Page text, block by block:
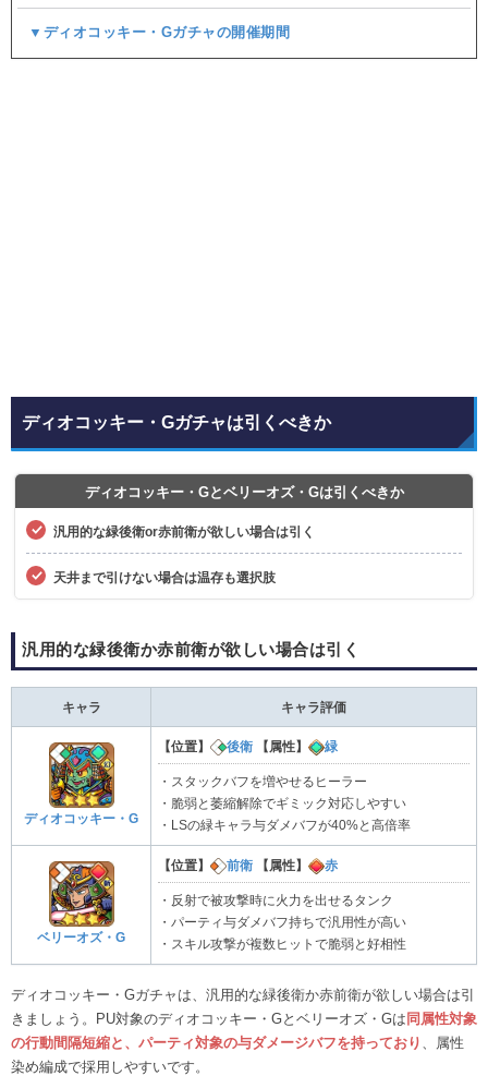
▼ディオコッキー・Gガチャの開催期間
ディオコッキー・Gガチャは引くべきか
ディオコッキー・Gとベリーオズ・Gは引くべきか
汎用的な緑後衛or赤前衛が欲しい場合は引く
天井まで引けない場合は温存も選択肢
汎用的な緑後衛か赤前衛が欲しい場合は引く
キャラ キャラ評価
ディオコッキー・G
【位置】 後衛 【属性】 緑
・スタックバフを増やせるヒーラー
・脆弱と萎縮解除でギミック対応しやすい
・LSの緑キャラ与ダメバフが40%と高倍率
ベリーオズ・G
【位置】 前衛 【属性】 赤
・反射で被攻撃時に火力を出せるタンク
・パーティ与ダメバフ持ちで汎用性が高い
・スキル攻撃が複数ヒットで脆弱と好相性
ディオコッキー・Gガチャは、汎用的な緑後衛か赤前衛が欲しい場合は引
きましょう。PU対象のディオコッキー・Gとベリーオズ・Gは 同属性対象
の行動間隔短縮と、パーティ対象の与ダメージバフを持っており
、属性
染め編成で採用しやすいです。